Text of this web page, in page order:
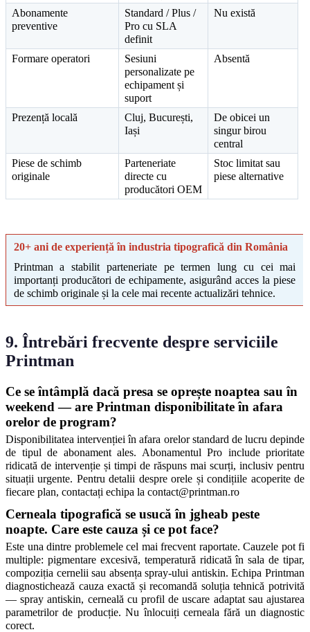
Abonamente
preventive
Standard / Plus /
Pro cu SLA
definit
Nu există
Formare operatori
Sesiuni
personalizate pe
echipament și
suport
Absentă
Prezență locală
Cluj, București,
Iași
De obicei un
singur birou
central
Piese de schimb
originale
Parteneriate
directe cu
producători OEM
Stoc limitat sau
piese alternative
20+ ani de experiență în industria tipografică din România
Printman a stabilit parteneriate pe termen lung cu cei mai
importanți producători de echipamente, asigurând acces la piese
de schimb originale și la cele mai recente actualizări tehnice.
9. Întrebări frecvente despre serviciile
Printman
Ce se întâmplă dacă presa se oprește noaptea sau în
weekend — are Printman disponibilitate în afara
orelor de program?
Disponibilitatea intervenției în afara orelor standard de lucru depinde
de tipul de abonament ales. Abonamentul Pro include prioritate
ridicată de intervenție și timpi de răspuns mai scurți, inclusiv pentru
situații urgente. Pentru detalii despre orele și condițiile acoperite de
fiecare plan, contactați echipa la contact@printman.ro
Cerneala tipografică se usucă în jgheab peste
noapte. Care este cauza și ce pot face?
Este una dintre problemele cel mai frecvent raportate. Cauzele pot fi
multiple: pigmentare excesivă, temperatură ridicată în sala de tipar,
compoziția cernelii sau absența spray-ului antiskin. Echipa Printman
diagnostichează cauza exactă și recomandă soluția tehnică potrivită
— spray antiskin, cerneală cu profil de uscare adaptat sau ajustarea
parametrilor de producție. Nu înlocuiți cerneala fără un diagnostic
corect.